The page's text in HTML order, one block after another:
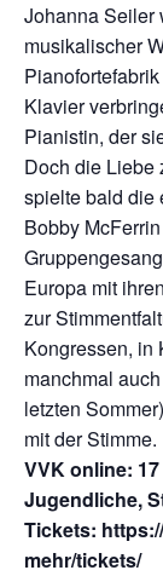
Johanna Seiler
musikalischer
Klavier
Pianistin, der
Doch die Liebe
spielte bald die
Bobby
Europa mit
zur
Kongressen, in
manchmal
letzten
mit der Stimme.
VVK online:
Jugendliche,
Tickets:
mehr/tickets/